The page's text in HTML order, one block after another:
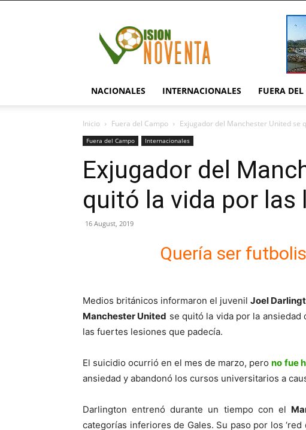
NACIONALES INTERNACIONALES FUERA
Inicio Fuera del Campo Exjugador del Manchester United se
Fuera del Campo Internacionales
Exjugador del
quitó la vida por las
16 August, 2019
Quería ser
Medios británicos informaron el juvenilJoel
Manchester United se quitó la vida por la
las fuertes lesiones que padecía.
El suicidio ocurrió en el mes de marzo, perono fue
ansiedad y abandonó los cursos universitarios a
Darlington entrenó durante un tiempo con el
categorías inferiores de Gales. Su paso por los